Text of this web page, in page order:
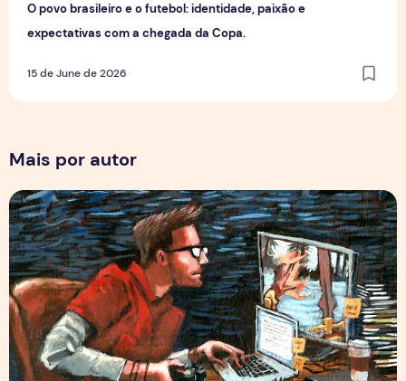
O povo brasileiro e o futebol: identidade, paixão e
expectativas com a chegada da Copa.
15 de June de 2026
Mais por autor
Por Trás dos Pixels